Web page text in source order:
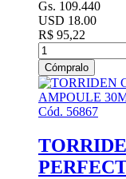
Gs. 109.440
USD 18.00
R$ 95,22
Cómpralo
Cód. 56867